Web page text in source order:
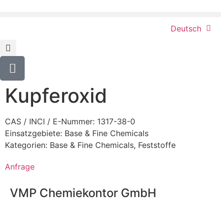
Deutsch
Kupferoxid
CAS / INCI / E-Nummer: 1317-38-0
Einsatzgebiete: Base & Fine Chemicals
Kategorien: Base & Fine Chemicals, Feststoffe
Anfrage
VMP Chemiekontor GmbH